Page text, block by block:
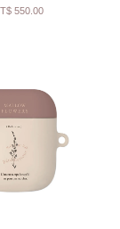
550.00